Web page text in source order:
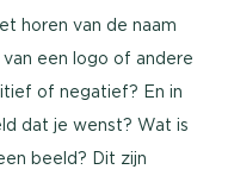
horen van de naam
een logo of andere
of negatief? En in
dat je wenst? Wat is
beeld? Dit zijn